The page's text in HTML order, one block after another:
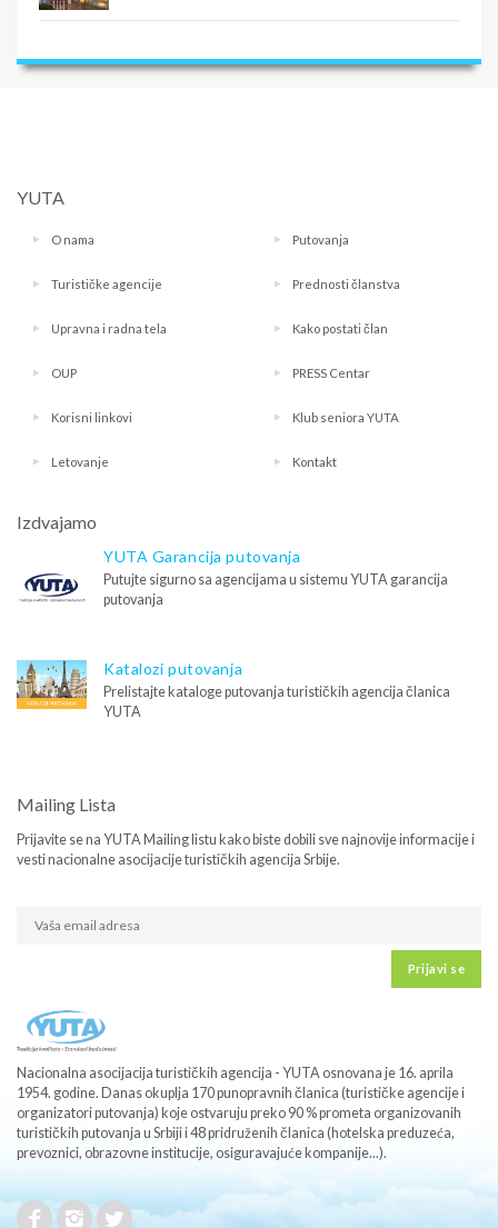
YUTA
O nama Putovanja
Turističke agencije Prednosti članstva
Upravna i radna tela Kako postati član
OUP PRESS Centar
Korisni linkovi Klub seniora YUTA
Letovanje Kontakt
Izdvajamo
YUTA Garancija putovanja
Putujte sigurno sa agencijama u sistemu YUTA garancija
putovanja
Katalozi putovanja
Prelistajte kataloge putovanja turističkih agencija članica
YUTA
Mailing Lista
Prijavite se na YUTA Mailing listu kako biste dobili sve najnovije informacije i
vesti nacionalne asocijacije turističkih agencija Srbije.
Prijavi se
Nacionalna asocijacija turističkih agencija - YUTA osnovana je 16. aprila
1954. godine. Danas okuplja 170 punopravnih članica (turističke agencije i
organizatori putovanja) koje ostvaruju preko 90 % prometa organizovanih
turističkih putovanja u Srbiji i 48 pridruženih članica (hotelska preduzeća,
prevoznici, obrazovne institucije, osiguravajuće kompanije...).